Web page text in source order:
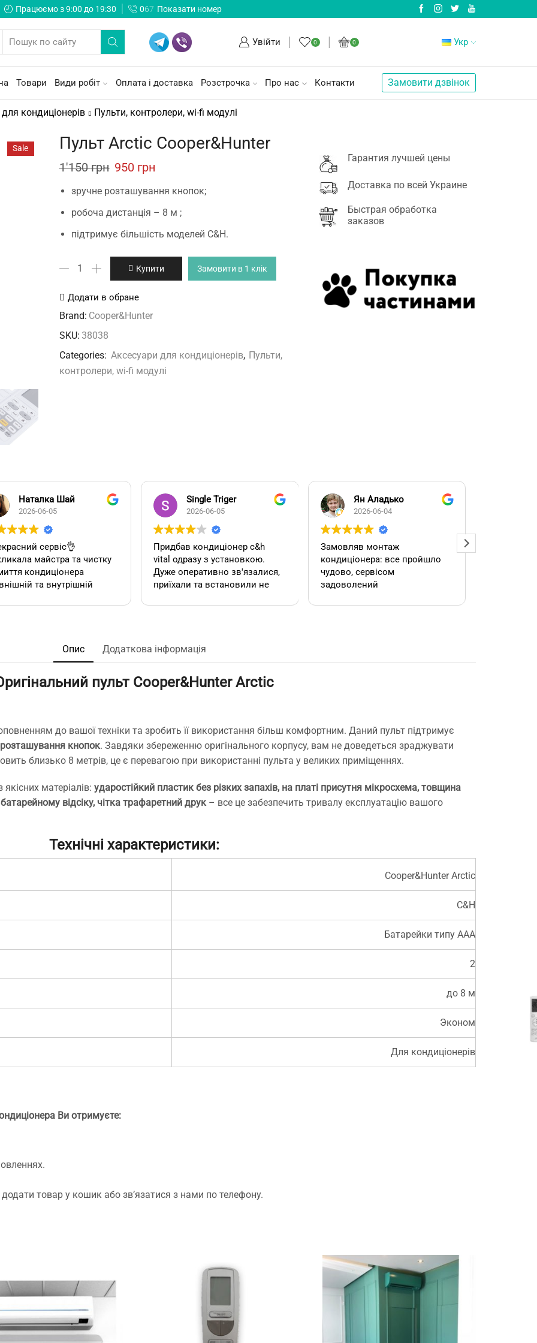
Працюємо з 9:00 до 19:30 067 Показати номер
Увійти 0 0 Укр
Товари Види робіт Оплата і доставка Розстрочка Про нас Контакти Замовити дзвінок
кондиціонерів Пульти, контролери, wi-fi модулі
Sale Пульт Arctic Cooper&Hunter
1'150грн Original
price
950 грн
price
зручне розташування кнопок;
робоча дистанція – 8 м ;
підтримує більшість моделей C&H.
Пульт
Cooper&Hunter
кількість
Купити Замовити в 1 клік
Додати в обране
Brand: Cooper&Hunter
SKU: 38038
Categories: Аксесуари для кондиціонерів, Пульти,
контролери, wi-fi модулі
Гарантия лучшей цены
Доставка по всей Украине
Быстрая обработка
заказов
Наталка Шай
2026-06-05
сервіс👌
майстра та чистку
кондиціонера
та внутрішній
у цієї фірми 2
Задоволена,
їх, так і
рекомендувати!
Single Triger
2026-06-05
Придбав кондиціонер c&h
vital одразу з установкою.
Дуже оперативно зв'язалися,
приїхали та встановили не
пропозиція, акційної
установки за умови
саме в цьому магазині. Але
вийшла знову ж така сама,
що і пропонують в інших
магазинах. Тому перевага
можливість розрахунку на
місті за фактично товар і
встановлення.
Ян Аладько
2026-06-04
Замовляв монтаж
кондиціонера: все пройшло
чудово, сервісом
задоволений
Опис Додаткова інформація
пульт Cooper&Hunter Arctic
до вашої техніки та зробить її використання більш комфортним. Даний пульт підтримує
кнопок. Завдяки збереженню оригінального корпусу, вам не доведеться зраджувати
близько 8 метрів, це є перевагою при використанні пульта у великих приміщеннях.
матеріалів: ударостійкий пластик без різких запахів, на платі присутня мікросхема, товщина
відсіку, чітка трафаретний друк – все це забезпечить тривалу експлуатацію вашого
Технічні характеристики:
Cooper&Hunter Arctic
C&H
Батарейки типу AAA
2
до 8 м
Эконом
Для кондиціонерів
Ви отримуєте:
товар у кошик або зв’язатися з нами по телефону.